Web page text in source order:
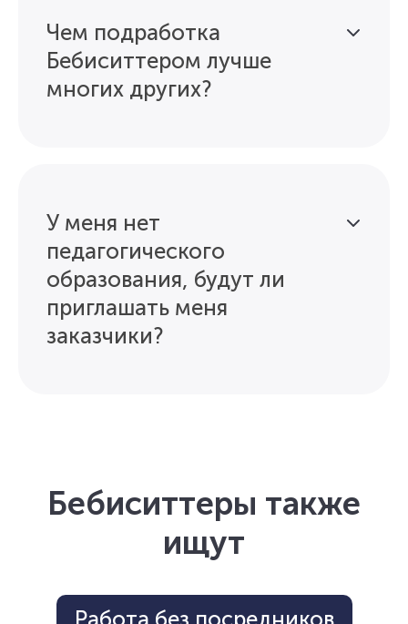
Чем подработка
Бебиситтером лучше
многих других?
У меня нет
педагогического
образования, будут ли
приглашать меня
заказчики?
Бебиситтеры также
ищут